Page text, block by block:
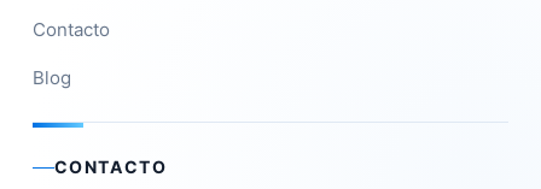
Contacto
Blog
CONTACTO